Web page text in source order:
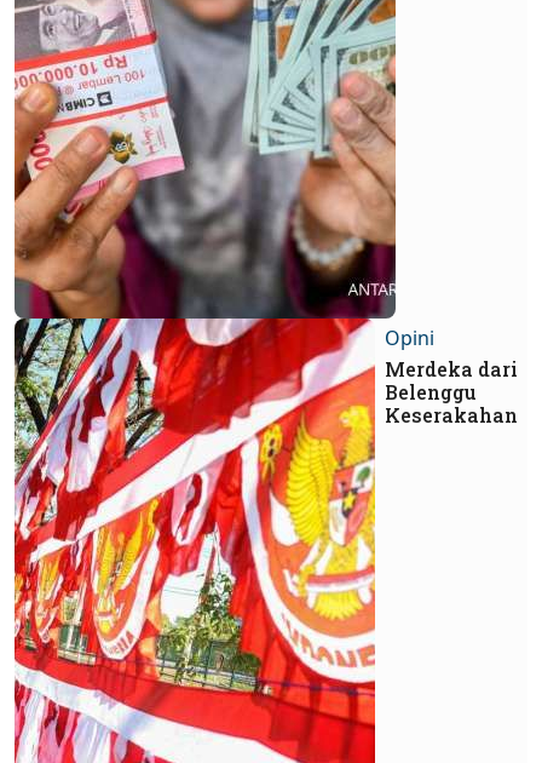
Opini
Merdeka dari
Belenggu
Keserakahan